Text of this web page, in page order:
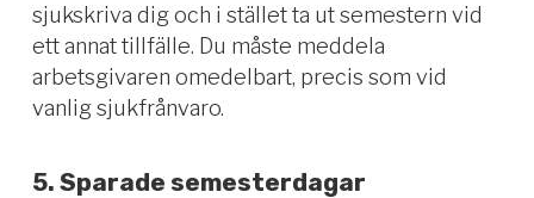
sjukskriva dig och i stället ta ut semestern vid
ett annat tillfälle. Du måste meddela
arbetsgivaren omedelbart, precis som vid
vanlig sjukfrånvaro.
5. Sparade semesterdagar